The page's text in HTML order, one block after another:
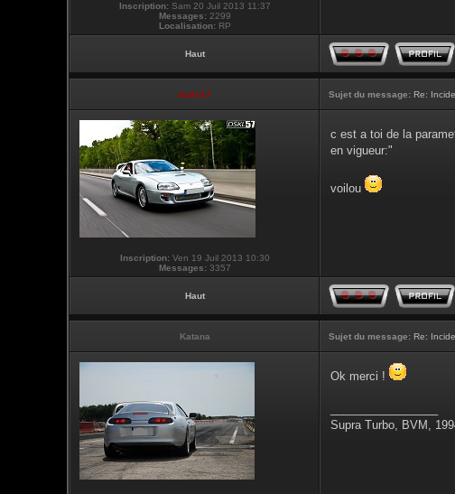
Inscription:Sam 20 Juil 2013 11:37
Messages:2299
Localisation:RP
Haut
touti-17 Sujet du message: Re:
Inscription:Ven 19 Juil 2013 10:30
Messages:3357
c est a toi de la
en vigueur:"
voilou
Haut
Katana Sujet du message: Re:
Ok merci !
Supra Turbo, BVM,